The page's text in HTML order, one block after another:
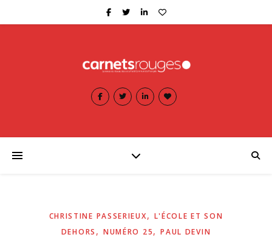
CHRISTINE PASSERIEUX, L'ÉCOLE ET SON
DEHORS , NUMÉRO 25,PAUL DEVIN